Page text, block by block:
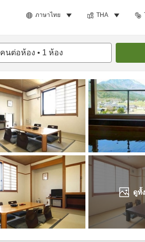
ภาษาไทย THA
คนต่อห้อง • 1 ห้อง
ดูทั้